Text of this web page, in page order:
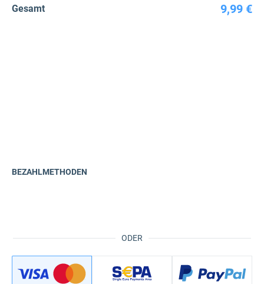
Gesamt 9,99 €
ODER
BEZAHLMETHODEN